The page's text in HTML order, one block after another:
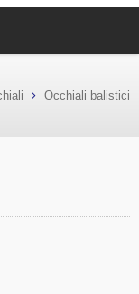
Occhiali balistici